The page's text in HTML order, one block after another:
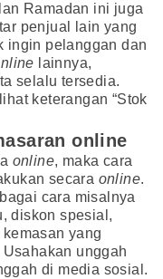
Ramadan ini juga
penjual lain yang
ingin pelanggan dan
lainnya,
selalu tersedia.
keterangan “Stok
online
online, maka cara
secara online.
cara misalnya
diskon spesial,
yang
unggah
di media sosial.